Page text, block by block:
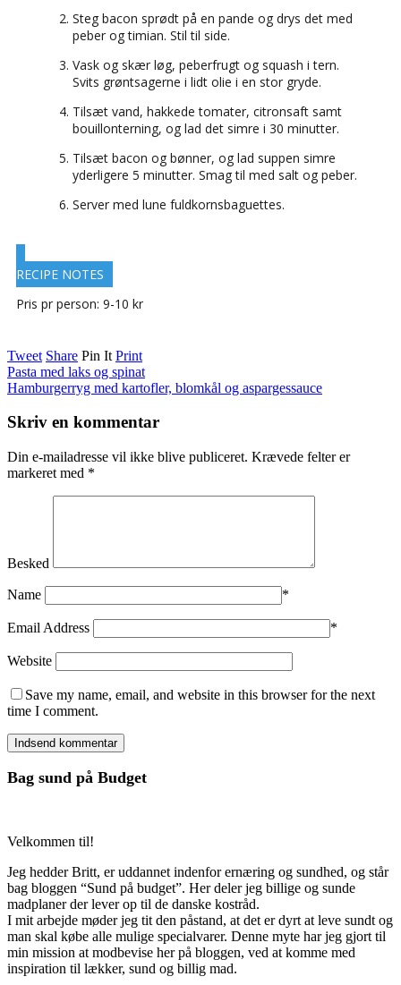
Steg bacon sprødt på en pande og drys det med
peber og timian. Stil til side.
Vask og skær løg, peberfrugt og squash i tern.
Svits grøntsagerne i lidt olie i en stor gryde.
Tilsæt vand, hakkede tomater, citronsaft samt
bouillonterning, og lad det simre i 30 minutter.
Tilsæt bacon og bønner, og lad suppen simre
yderligere 5 minutter. Smag til med salt og peber.
Server med lune fuldkornsbaguettes.
RECIPE NOTES
Pris pr person: 9-10 kr
Tweet Share Pin It Print
Pasta med laks og spinat
Hamburgerryg med kartofler, blomkål og aspargessauce
Skriv en kommentar
Din e-mailadresse vil ikke blive publiceret. Krævede felter er
markeret med *
Besked
Name *
Email Address *
Website
Save my name, email, and website in this browser for the next
time I comment.
Bag sund på Budget
Velkommen til!
Jeg hedder Britt, er uddannet indenfor ernæring og sundhed, og står
bag bloggen “Sund på budget”. Her deler jeg billige og sunde
madplaner der lever op til de danske kostråd.
I mit arbejde møder jeg tit den påstand, at det er dyrt at leve sundt og
man skal købe alle mulige specialvarer. Denne myte har jeg gjort til
min mission at modbevise her på bloggen, ved at komme med
inspiration til lækker, sund og billig mad.